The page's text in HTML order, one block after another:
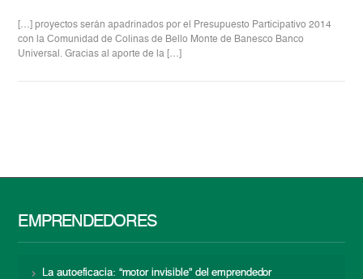
[…] proyectos serán apadrinados por el Presupuesto Participativo 2014
con la Comunidad de Colinas de Bello Monte de Banesco Banco
Universal. Gracias al aporte de la […]
EMPRENDEDORES
La autoeficacia: “motor invisible” del emprendedor